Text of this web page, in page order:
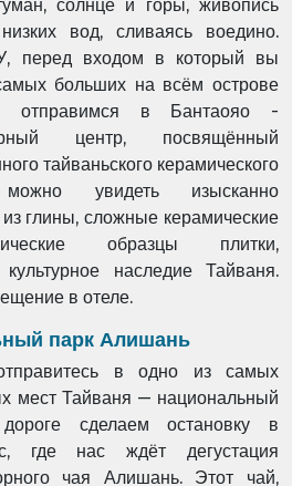
солнце и горы, живопись
вод, сливаясь воедино.
перед входом в который вы
больших на всём острове
отправимся в Бантаояо -
центр, посвящённый
тайваньского керамического
увидеть изысканно
глины, сложные керамические
образцы плитки,
культурное наследие Тайваня.
в отеле.
парк Алишань
в одно из самых
мест Тайваня — национальный
сделаем остановку в
где нас ждёт дегустация
чая Алишань. Этот чай,